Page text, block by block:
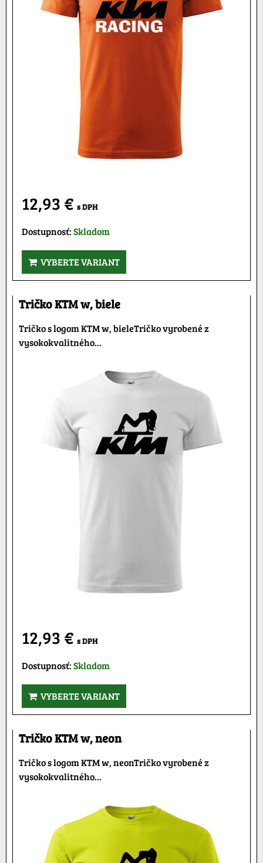
12,93 € s DPH
Dostupnosť:Skladom
VYBERTE VARIANT
Tričko KTM w, biele
Tričko s logom KTM w, bieleTričko vyrobené z
vysokokvalitného...
12,93 € s DPH
Dostupnosť:Skladom
VYBERTE VARIANT
Tričko KTM w, neon
Tričko s logom KTM w, neonTričko vyrobené z
vysokokvalitného...